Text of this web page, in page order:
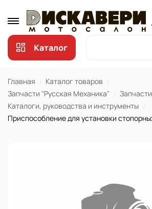
Каталог
Главная
Каталог товаров
Запчасти "Русская Механика"
Каталоги, руководства и инструменты
Приспособление для установки